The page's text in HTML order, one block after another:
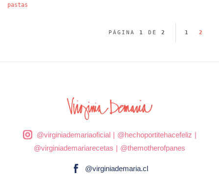
pastas
1 2
PÁGINA 1 DE 2
@virginiademariaoficial @hechoportitehacefeliz
@virginiademariarecetas
@themotherofpanes
@virginiademaria.cl